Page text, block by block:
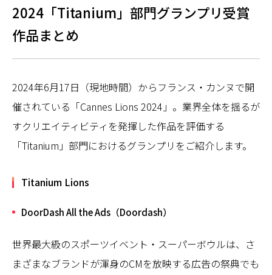
2024「Titanium」部門グランプリ受賞
作品まとめ
2024年6月17日（現地時間）からフランス・カンヌで開
催されている「Cannes Lions 2024」。業界全体を揺るが
すクリエイティビティを発揮した作品を評価する
「Titanium」部門におけるグランプリをご紹介します。
Titanium Lions
DoorDash All the Ads（Doordash）
世界最大級のスポーツイベント・スーパーボウルは、さ
まざまなブランドが渾身のCMを放映する広告の祭典でも